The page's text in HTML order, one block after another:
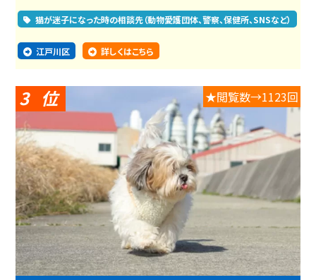
猫が迷子になった時の相談先（動物愛護団体、警察、保健所、SNSなど）
江戸川区 詳しくはこちら
3 ★閲覧数→1123回